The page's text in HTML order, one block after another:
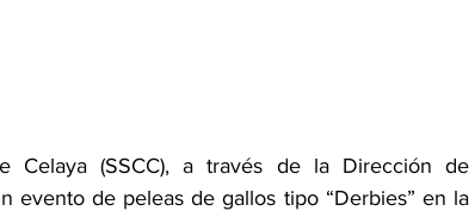
Celaya (SSCC), a través de la Dirección de
evento de peleas de gallos tipo “Derbies” en la